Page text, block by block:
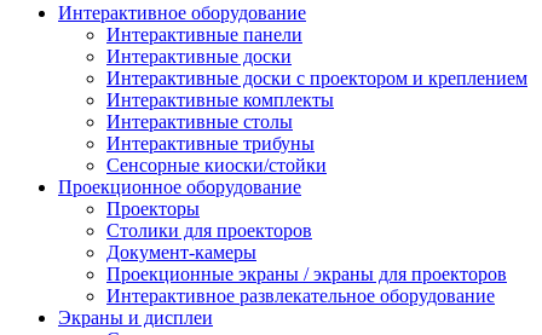
Интерактивное оборудование
Интерактивные панели
Интерактивные доски
Интерактивные доски с проектором и креплением
Интерактивные комплекты
Интерактивные столы
Интерактивные трибуны
Сенсорные киоски/стойки
Проекционное оборудование
Проекторы
Столики для проекторов
Документ-камеры
Проекционные экраны / экраны для проекторов
Интерактивное развлекательное оборудование
Экраны и дисплеи